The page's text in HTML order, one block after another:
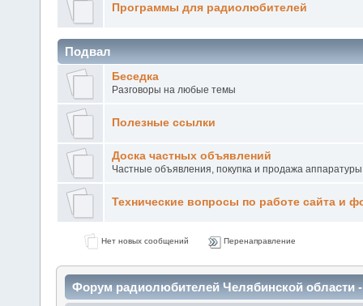
Программы для радиолюбителей
Подвал
Беседка
Разговоры на любые темы
Полезные ссылки
Доска частных объявлений
Частные объявления, покупка и продажа
Технические вопросы по работе сайта и
Нет новых сообщений Перенаправление
Форум радиолюбителей Челябинской